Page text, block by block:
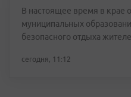
В настоящее время в крае
муниципальных
безопасного отдыха
сегодня, 11:12